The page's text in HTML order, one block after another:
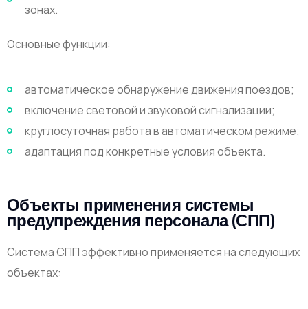
зонах.
Основные функции:
автоматическое обнаружение движения поездов;
включение световой и звуковой сигнализации;
круглосуточная работа в автоматическом режиме;
адаптация под конкретные условия объекта.
Объекты применения системы
предупреждения персонала (СПП)
Система СПП эффективно применяется на следующих
объектах: